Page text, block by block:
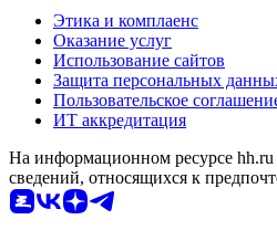
Этика и комплаенс
Оказание услуг
Использование сайтов
Защита персональных
Пользовательское
ИТ аккредитация
На информационном ресурсе hh.ru
сведений, относящихся к